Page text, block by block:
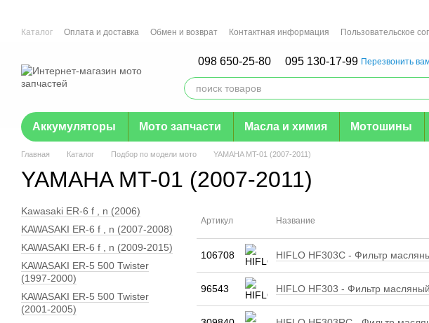
Каталог Оплата и доставка Обмен и возврат Контактная информация Пользовательское
098 650-25-80 095 130-17-99 Перезвонить
Аккумуляторы Мото запчасти Масла и химия Мотошины
Главная Каталог Подбор по модели мото YAMAHA MT-01 (2007-2011)
YAMAHA MT-01 (2007-2011)
Артикул Название
106708 HIFLO HF303C - Фильтр
96543 HIFLO HF303 - Фильтр масляный
Kawasaki ER-6 f , n (2006)
KAWASAKI ER-6 f , n (2007-2008)
KAWASAKI ER-6 f , n (2009-2015)
KAWASAKI ER-5 500 Twister
(1997-2000)
KAWASAKI ER-5 500 Twister
(2001-2005)